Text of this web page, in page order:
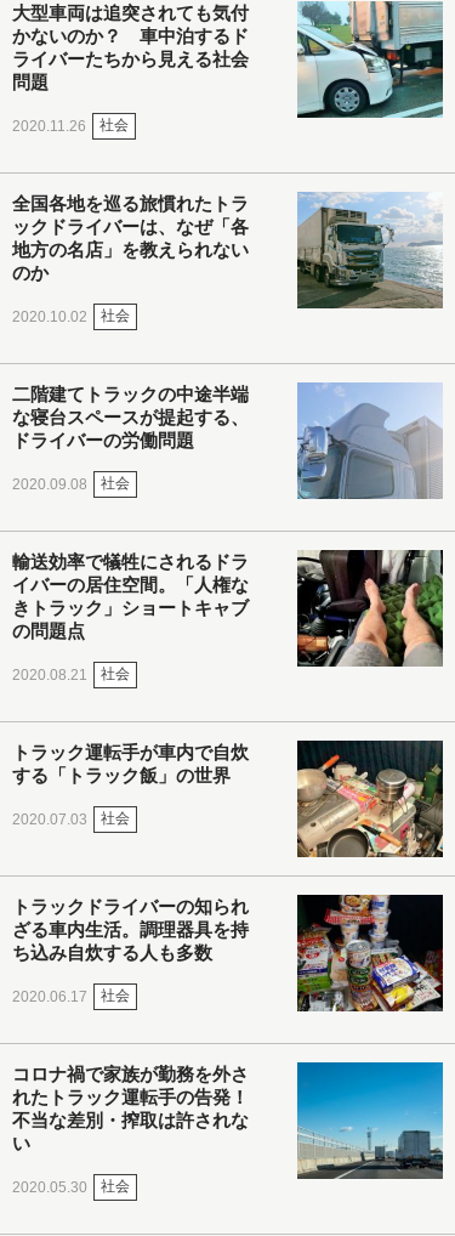
大型車両は追突されても気付
かないのか？ 車中泊するド
ライバーたちから見える社会
問題
2020.11.26 社会
全国各地を巡る旅慣れたトラ
ックドライバーは、なぜ「各
地方の名店」を教えられない
のか
2020.10.02 社会
二階建てトラックの中途半端
な寝台スペースが提起する、
ドライバーの労働問題
2020.09.08 社会
輸送効率で犠牲にされるドラ
イバーの居住空間。「人権な
きトラック」ショートキャブ
の問題点
2020.08.21 社会
トラック運転手が車内で自炊
する「トラック飯」の世界
2020.07.03 社会
トラックドライバーの知られ
ざる車内生活。調理器具を持
ち込み自炊する人も多数
2020.06.17 社会
コロナ禍で家族が勤務を外さ
れたトラック運転手の告発！
不当な差別・搾取は許されな
い
2020.05.30 社会